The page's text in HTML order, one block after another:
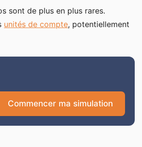
sont de plus en plus rares.
unités de compte, potentiellement
Commencer ma simulation